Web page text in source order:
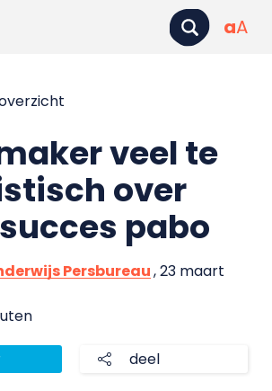
aA
veel te
over
pabo
Persbureau, 23 maart
deel